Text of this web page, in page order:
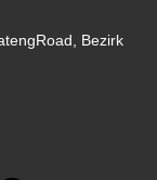
Bezirk